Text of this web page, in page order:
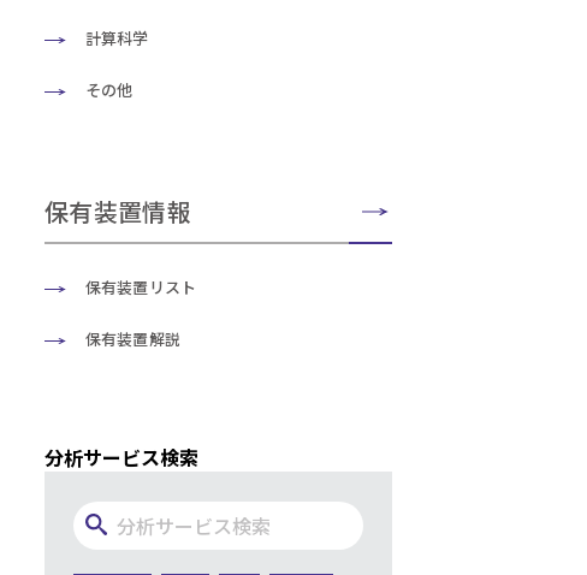
計算科学
その他
保有装置情報
保有装置リスト
保有装置解説
分析サービス検索